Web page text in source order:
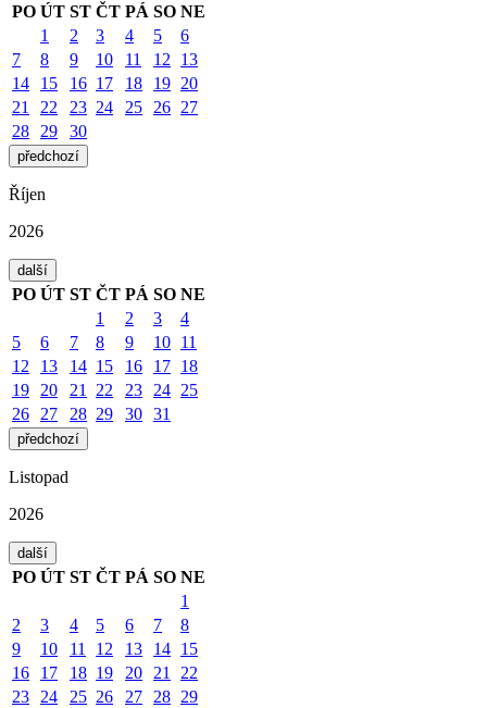
PO ÚT ST ČT PÁ SO NE
1
2 3 4 5
6
7
8 9 10 11 12 13
14
15 16 17 18 19 20
21
22 23 24 25 26 27
28 29 30
předchozí
Říjen
2026
další
PO ÚT ST ČT PÁ SO NE
1
2 3
4
5
6 7 8 9 10 11
12
13 14 15 16 17 18
19 20 21 22 23 24 25
26 27 28 29 30 31
předchozí
Listopad
2026
další
PO ÚT ST ČT PÁ SO NE
1
2
3 4 5 6 7
8
9
10 11 12 13 14 15
16
17 18 19 20 21 22
23 24 25 26 27 28 29